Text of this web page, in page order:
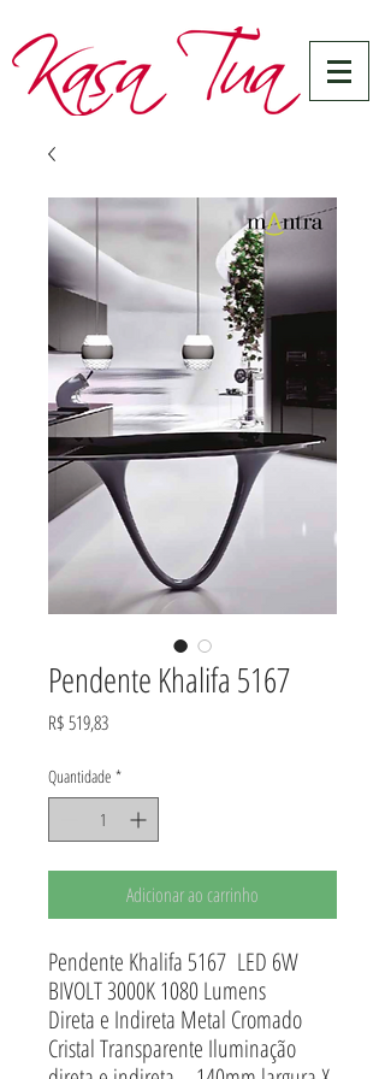
Pendente Khalifa 5167
R$ 519,83Preço
Quantidade *
Adicionar ao carrinho
Pendente Khalifa 5167 LED 6W
BIVOLT 3000K 1080 Lumens
Direta e Indireta Metal Cromado
Cristal Transparente Iluminação